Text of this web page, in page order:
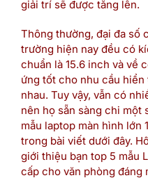
giải trí sẽ được tăng lên.
Thông thường, đại đa số
trường hiện nay đều có
chuẩn là 15.6 inch và về
ứng tốt cho nhu cầu
nhau. Tuy vậy, vẫn có
nên họ sẵn sàng chi một
mẫu laptop màn hình lớn
trong bài viết dưới đây.
giới thiệu bạn top 5 mẫu
cấp cho văn phòng đáng